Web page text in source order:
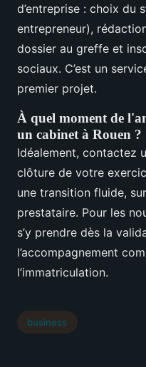
d’entreprise : choix du
entrepreneur),
dossier au greffe et
sociaux. C’est un
premier projet.
À quel moment de
un cabinet à Rouen ?
Idéalement, contactez
clôture de votre
une transition fluide,
prestataire. Pour les
s’y prendre dès la
l’accompagnement
l’immatriculation.
business